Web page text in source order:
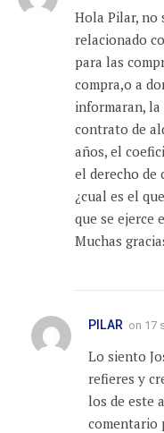
Hola Pilar, no
relacionado
para las
compra,o a
informaran,
contrato de
años, el
el derecho de
¿cual es el
que se ejerce
Muchas
PILAR on 17
Lo siento
refieres y
los de este
comentario